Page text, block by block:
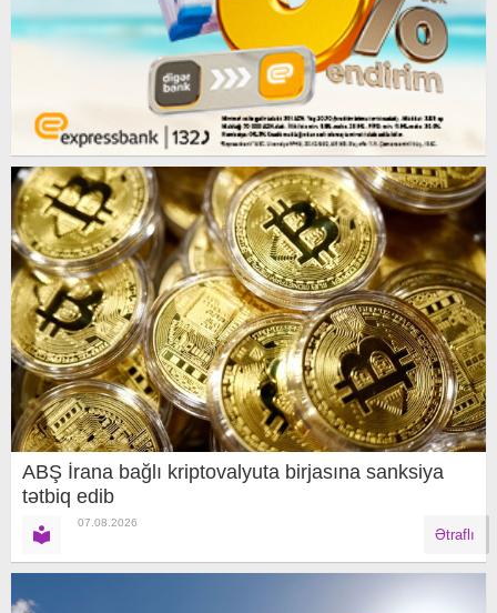
ABŞ İrana bağlı kriptovalyuta birjasına sanksiya
tətbiq edib
07.08.2026
Ətraflı